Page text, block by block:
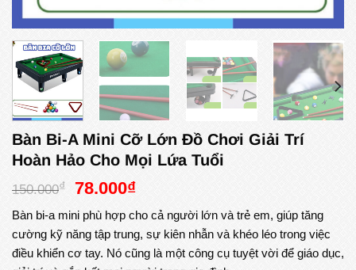
Bàn Bi-A Mini Cỡ Lớn Đồ Chơi Giải Trí
Hoàn Hảo Cho Mọi Lứa Tuổi
150.000₫
Giá
là:
150.000₫.
78.000₫Giá
tại
là:
78.000₫.
Bàn bi-a mini phù hợp cho cả người lớn và trẻ em, giúp tăng
cường kỹ năng tập trung, sự kiên nhẫn và khéo léo trong việc
điều khiển cơ tay. Nó cũng là một công cụ tuyệt vời để giáo dục,